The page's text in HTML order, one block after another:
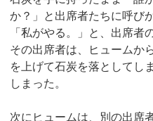
か？」と出席者たちに呼び
「私がやる。」と、出席者
その出席者は、ヒュームか
を上げて石炭を落としてし
しまった。
次にヒュームは、別の出席